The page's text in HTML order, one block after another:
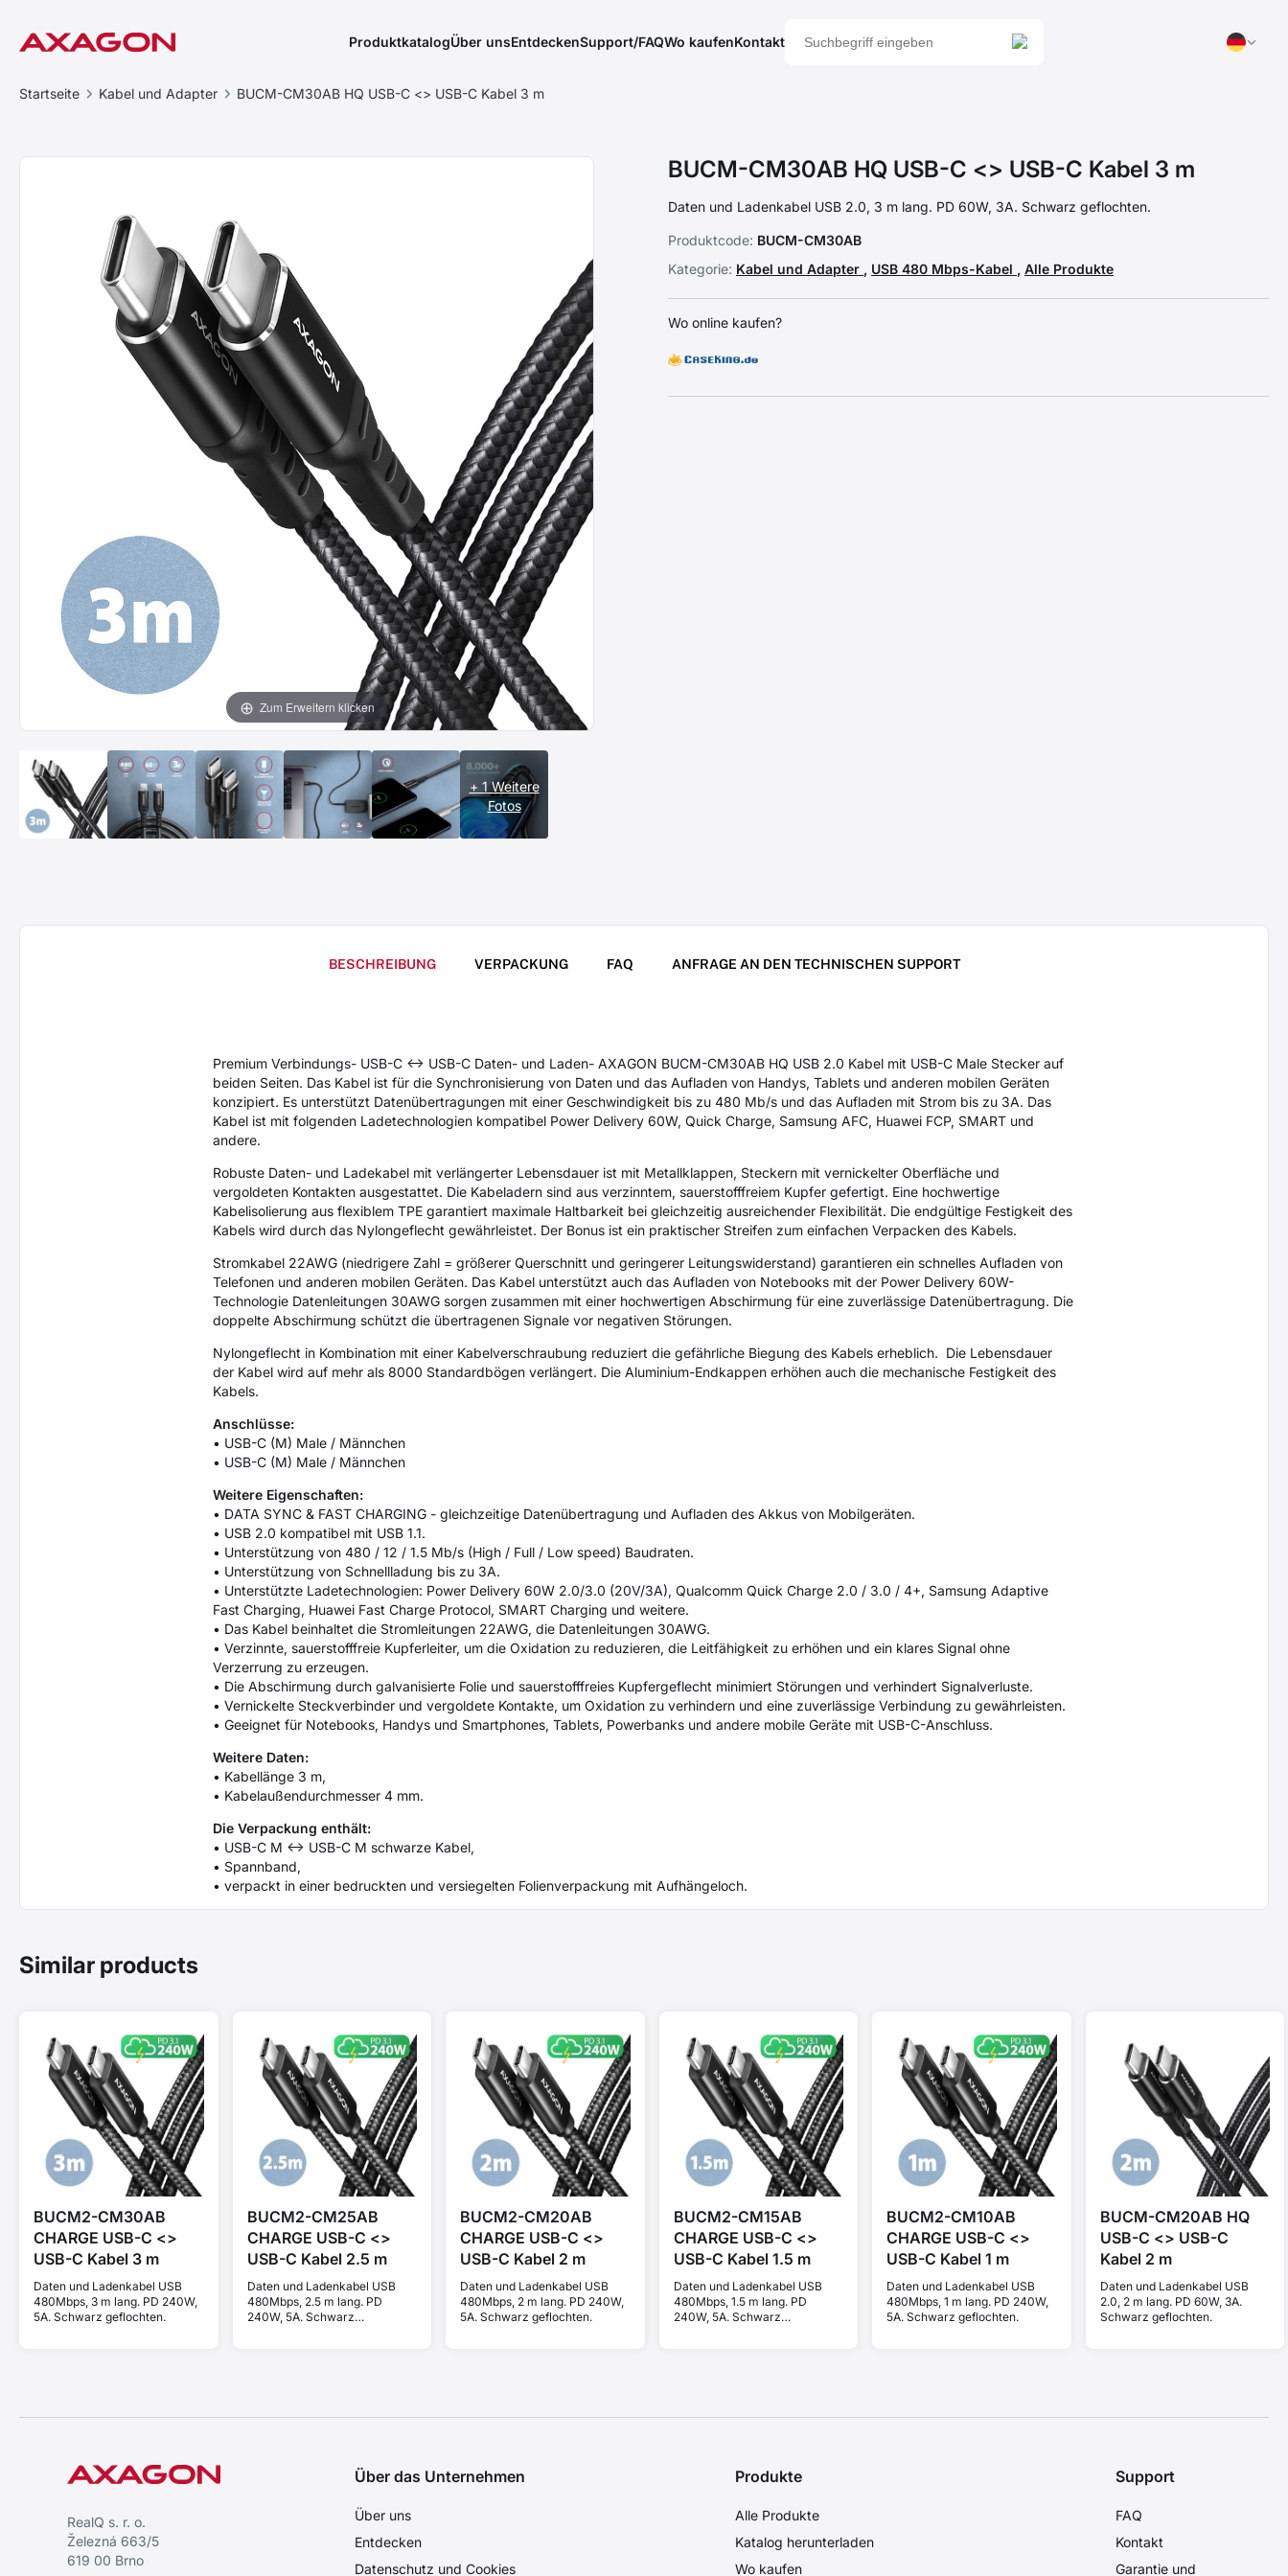
ProduktkatalogÜber unsEntdeckenSupport/FAQWo kaufenKontakt
Startseite Kabel und Adapter BUCM-CM30AB HQ USB-C <> USB-C Kabel 3 m
Zum Erweitern klicken
+ 1 Weitere
Fotos
BUCM-CM30AB HQ USB-C <> USB-C Kabel 3 m
Daten und Ladenkabel USB 2.0, 3 m lang. PD 60W, 3A. Schwarz geflochten.
Produktcode: BUCM-CM30AB
Kategorie: Kabel und Adapter , USB 480 Mbps-Kabel , Alle Produkte
Wo online kaufen?
BESCHREIBUNG VERPACKUNG FAQ ANFRAGE AN DEN TECHNISCHEN SUPPORT
Premium Verbindungs- USB-C <-> USB-C Daten- und Laden- AXAGON BUCM-CM30AB HQ USB 2.0 Kabel mit USB-C Male Stecker auf
beiden Seiten. Das Kabel ist für die Synchronisierung von Daten und das Aufladen von Handys, Tablets und anderen mobilen Geräten
konzipiert. Es unterstützt Datenübertragungen mit einer Geschwindigkeit bis zu 480 Mb/s und das Aufladen mit Strom bis zu 3A. Das
Kabel ist mit folgenden Ladetechnologien kompatibel Power Delivery 60W, Quick Charge, Samsung AFC, Huawei FCP, SMART und
andere.
Robuste Daten- und Ladekabel mit verlängerter Lebensdauer ist mit Metallklappen, Steckern mit vernickelter Oberfläche und
vergoldeten Kontakten ausgestattet. Die Kabeladern sind aus verzinntem, sauerstofffreiem Kupfer gefertigt. Eine hochwertige
Kabelisolierung aus flexiblem TPE garantiert maximale Haltbarkeit bei gleichzeitig ausreichender Flexibilität. Die endgültige Festigkeit des
Kabels wird durch das Nylongeflecht gewährleistet. Der Bonus ist ein praktischer Streifen zum einfachen Verpacken des Kabels.
Stromkabel 22AWG (niedrigere Zahl = größerer Querschnitt und geringerer Leitungswiderstand) garantieren ein schnelles Aufladen von
Telefonen und anderen mobilen Geräten. Das Kabel unterstützt auch das Aufladen von Notebooks mit der Power Delivery 60W-
Technologie Datenleitungen 30AWG sorgen zusammen mit einer hochwertigen Abschirmung für eine zuverlässige Datenübertragung. Die
doppelte Abschirmung schützt die übertragenen Signale vor negativen Störungen.
Nylongeflecht in Kombination mit einer Kabelverschraubung reduziert die gefährliche Biegung des Kabels erheblich. Die Lebensdauer
der Kabel wird auf mehr als 8000 Standardbögen verlängert. Die Aluminium-Endkappen erhöhen auch die mechanische Festigkeit des
Kabels.
Anschlüsse:
• USB-C (M) Male / Männchen
• USB-C (M) Male / Männchen
Weitere Eigenschaften:
• DATA SYNC & FAST CHARGING - gleichzeitige Datenübertragung und Aufladen des Akkus von Mobilgeräten.
• USB 2.0 kompatibel mit USB 1.1.
• Unterstützung von 480 / 12 / 1.5 Mb/s (High / Full / Low speed) Baudraten.
• Unterstützung von Schnellladung bis zu 3A.
• Unterstützte Ladetechnologien: Power Delivery 60W 2.0/3.0 (20V/3A), Qualcomm Quick Charge 2.0 / 3.0 / 4+, Samsung Adaptive
Fast Charging, Huawei Fast Charge Protocol, SMART Charging und weitere.
• Das Kabel beinhaltet die Stromleitungen 22AWG, die Datenleitungen 30AWG.
• Verzinnte, sauerstofffreie Kupferleiter, um die Oxidation zu reduzieren, die Leitfähigkeit zu erhöhen und ein klares Signal ohne
Verzerrung zu erzeugen.
• Die Abschirmung durch galvanisierte Folie und sauerstofffreies Kupfergeflecht minimiert Störungen und verhindert Signalverluste.
• Vernickelte Steckverbinder und vergoldete Kontakte, um Oxidation zu verhindern und eine zuverlässige Verbindung zu gewährleisten.
• Geeignet für Notebooks, Handys und Smartphones, Tablets, Powerbanks und andere mobile Geräte mit USB-C-Anschluss.
Weitere Daten:
• Kabellänge 3 m,
• Kabelaußendurchmesser 4 mm.
Die Verpackung enthält:
• USB-C M <-> USB-C M schwarze Kabel,
• Spannband,
• verpackt in einer bedruckten und versiegelten Folienverpackung mit Aufhängeloch.
Similar products
BUCM2-CM30AB
CHARGE USB-C <>
USB-C Kabel 3 m
Daten und Ladenkabel USB
480Mbps, 3 m lang. PD 240W,
5A. Schwarz geflochten.
BUCM2-CM25AB
CHARGE USB-C <>
USB-C Kabel 2.5 m
Daten und Ladenkabel USB
480Mbps, 2.5 m lang. PD
240W, 5A. Schwarz
BUCM2-CM20AB
CHARGE USB-C <>
USB-C Kabel 2 m
Daten und Ladenkabel USB
480Mbps, 2 m lang. PD 240W,
5A. Schwarz geflochten.
BUCM2-CM15AB
CHARGE USB-C <>
USB-C Kabel 1.5 m
Daten und Ladenkabel USB
480Mbps, 1.5 m lang. PD
240W, 5A. Schwarz
BUCM2-CM10AB
CHARGE USB-C <>
USB-C Kabel 1 m
Daten und Ladenkabel USB
480Mbps, 1 m lang. PD 240W,
5A. Schwarz geflochten.
BUCM-CM20AB HQ
USB-C <> USB-C
Kabel 2 m
Daten und Ladenkabel USB
2.0, 2 m lang. PD 60W, 3A.
Schwarz geflochten.
RealQ s. r. o.
Železná 663/5
619 00 Brno
Über das Unternehmen
Über uns
Entdecken
Datenschutz und Cookies
Produkte
Alle Produkte
Katalog herunterladen
Wo kaufen
Support
FAQ
Kontakt
Garantie und